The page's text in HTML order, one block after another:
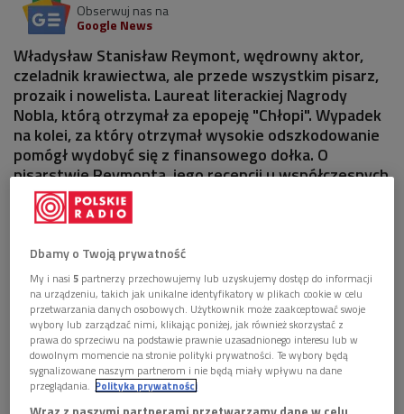
Obserwuj nas na
Google News
Władysław Stanisław Reymont, wędrowny aktor,
czeladnik krawiectwa, ale przede wszystkim pisarz,
prozaik i nowelista. Laureat literackiej Nagrody
Nobla, którą otrzymał za epopeję "Chłopi". Wypadek
na kolei, za który otrzymał wysokie odszkodowanie
pomógł wydobyć się z finansowego dołka. O
pisarstwie Reymonta, jego recepcji u współczesnych
mu i odbiorze dzisiaj, Katarzyna Hagmajer-Kwiatek
rozmawiała z prof. Marią Olszewską z Uniwersytetu
Dbamy o Twoją prywatność
My i nasi5 partnerzy przechowujemy lub uzyskujemy dostęp do informacji
na urządzeniu, takich jak unikalne identyfikatory w plikach cookie w celu
przetwarzania danych osobowych. Użytkownik może zaakceptować swoje
wybory lub zarządzać nimi, klikając poniżej, jak również skorzystać z
prawa do sprzeciwu na podstawie prawnie uzasadnionego interesu lub w
dowolnym momencie na stronie polityki prywatności. Te wybory będą
sygnalizowane naszym partnerom i nie będą miały wpływu na dane
przeglądania. Polityka prywatności